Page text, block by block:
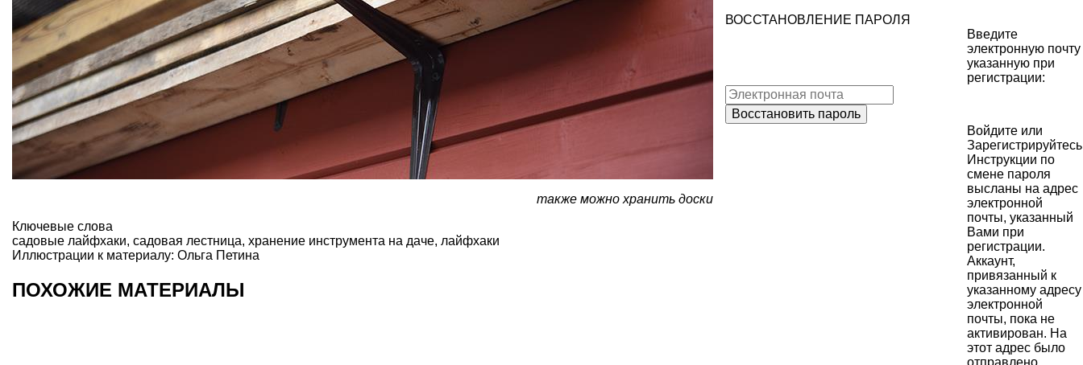
также можно хранить доски
Ключевые слова
садовые лайфхаки, садовая лестница, хранение инструмента на даче, лайфхаки
Иллюстрации к материалу: Ольга Петина
ПОХОЖИЕ МАТЕРИАЛЫ
ВОССТАНОВЛЕНИЕ ПАРОЛЯ
Введите
электронную почту
указанную при
регистрации:
Войдите или
Зарегистрируйтесь
Инструкции по
смене пароля
высланы на адрес
электронной
почты, указанный
Вами при
регистрации.
Аккаунт,
привязанный к
указанному адресу
электронной
почты, пока не
активирован. На
этот адрес было
отправлено